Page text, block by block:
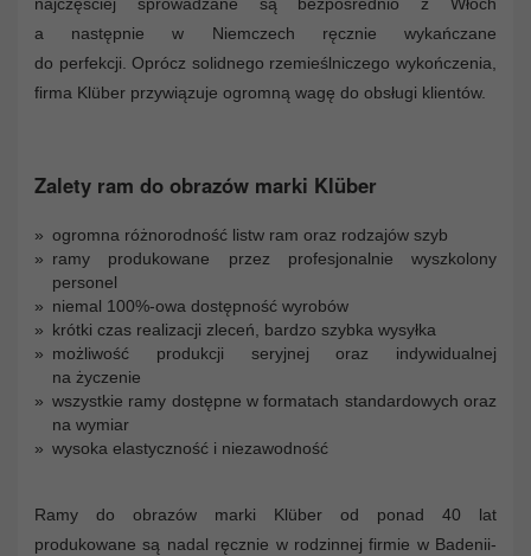
a następnie w Niemczech ręcznie wykańczane
do perfekcji. Oprócz solidnego rzemieślniczego wykończenia,
firma Klüber przywiązuje ogromną wagę do obsługi klientów.
Zalety ram do obrazów marki Klüber
ogromna różnorodność listw ram oraz rodzajów szyb
ramy produkowane przez profesjonalnie wyszkolony
personel
niemal 100%-owa dostępność wyrobów
krótki czas realizacji zleceń, bardzo szybka wysyłka
możliwość produkcji seryjnej oraz indywidualnej
na życzenie
wszystkie ramy dostępne w formatach standardowych oraz
na wymiar
wysoka elastyczność i niezawodność
Ramy do obrazów marki Klüber od ponad 40 lat
produkowane są nadal ręcznie w rodzinnej firmie w Badenii-